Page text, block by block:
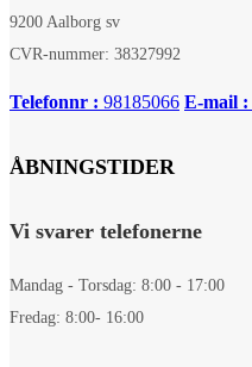
9200 Aalborg sv
CVR-nummer: 38327992
Telefonnr : 98185066 E-mail :
ÅBNINGSTIDER
Vi svarer telefonerne
Mandag - Torsdag: 8:00 - 17:00
Fredag: 8:00- 16:00